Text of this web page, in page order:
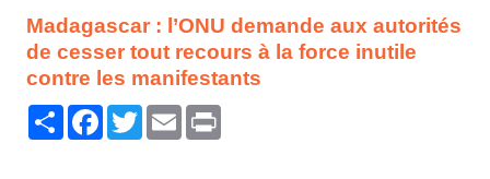
Madagascar : l’ONU demande aux autorités
de cesser tout recours à la force inutile
contre les manifestants
PartagerFacebook
TwitterEmail